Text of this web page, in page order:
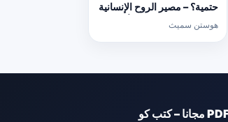
حتمية؟ – مصير الروح الإنسانية
هوستن سميث